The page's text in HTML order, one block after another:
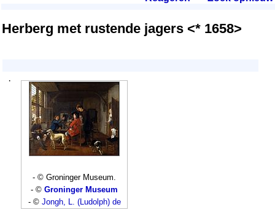
Herberg met rustende jagers <* 1658>
·
- © Groninger Museum.
- © Groninger Museum
- © Jongh, L. (Ludolph) de